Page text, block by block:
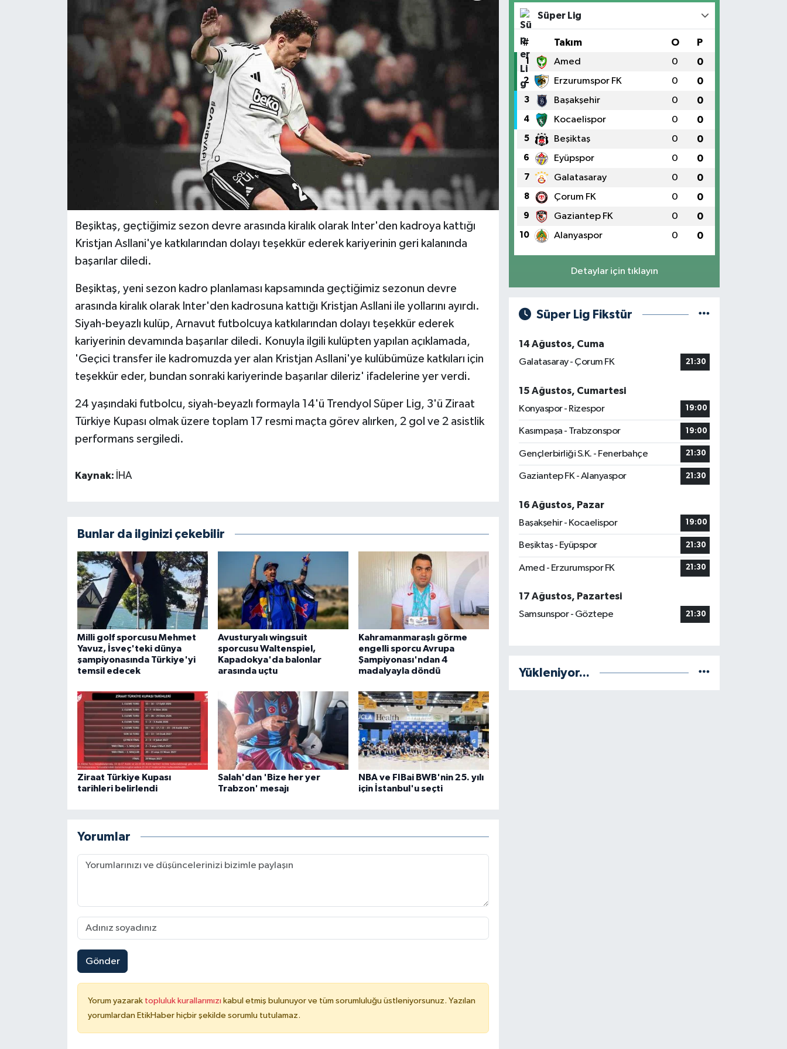
Beşiktaş, geçtiğimiz sezon devre arasında kiralık olarak Inter'den kadroya kattığı
Kristjan Asllani'ye katkılarından dolayı teşekkür ederek kariyerinin geri kalanında
başarılar diledi.
Beşiktaş, yeni sezon kadro planlaması kapsamında geçtiğimiz sezonun devre
arasında kiralık olarak Inter'den kadrosuna kattığı Kristjan Asllani ile yollarını ayırdı.
Siyah-beyazlı kulüp, Arnavut futbolcuya katkılarından dolayı teşekkür ederek
kariyerinin devamında başarılar diledi. Konuyla ilgili kulüpten yapılan açıklamada,
'Geçici transfer ile kadromuzda yer alan Kristjan Asllani'ye kulübümüze katkıları için
teşekkür eder, bundan sonraki kariyerinde başarılar dileriz' ifadelerine yer verdi.
24 yaşındaki futbolcu, siyah-beyazlı formayla 14'ü Trendyol Süper Lig, 3'ü Ziraat
Türkiye Kupası olmak üzere toplam 17 resmi maçta görev alırken, 2 gol ve 2 asistlik
performans sergiledi.
Kaynak: İHA
Bunlar da ilginizi çekebilir
Milli golf sporcusu Mehmet
Yavuz, İsveç'teki dünya
şampiyonasında Türkiye'yi
temsil edecek
Avusturyalı wingsuit
sporcusu Waltenspiel,
Kapadokya'da balonlar
arasında uçtu
Kahramanmaraşlı görme
engelli sporcu Avrupa
Şampiyonası'ndan 4
madalyayla döndü
Ziraat Türkiye Kupası
tarihleri belirlendi
Salah'dan 'Bize her yer
Trabzon' mesajı
NBA ve FIBai BWB'nin 25. yılı
için İstanbul'u seçti
Yorumlar
Gönder
Yorum yazarak topluluk kurallarımızı kabul etmiş bulunuyor ve tüm sorumluluğu üstleniyorsunuz. Yazılan
yorumlardan EtikHaber hiçbir şekilde sorumlu tutulamaz.
Süper Lig
# Takım O P
1 Amed 0 0
2 Erzurumspor FK 0 0
3 Başakşehir 0 0
4 Kocaelispor 0 0
5 Beşiktaş 0 0
6 Eyüpspor 0 0
7 Galatasaray 0 0
8 Çorum FK 0 0
9 Gaziantep FK 0 0
10 Alanyaspor 0 0
Detaylar için tıklayın
Süper Lig Fikstür
14 Ağustos, Cuma
Galatasaray - Çorum FK
21:30
15 Ağustos, Cumartesi
Konyaspor - Rizespor
19:00
Kasımpaşa - Trabzonspor 19:00
Gençlerbirliği S.K. - Fenerbahçe 21:30
Gaziantep FK - Alanyaspor 21:30
16 Ağustos, Pazar
Başakşehir - Kocaelispor
19:00
Beşiktaş - Eyüpspor 21:30
Amed - Erzurumspor FK 21:30
17 Ağustos, Pazartesi
Samsunspor - Göztepe
21:30
Yükleniyor...
ÖZEL HABER
RÖPORTAJLAR